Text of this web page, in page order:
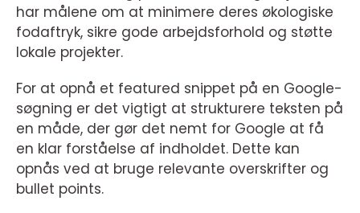
har målene om at minimere deres økologiske
fodaftryk, sikre gode arbejdsforhold og støtte
lokale projekter.
For at opnå et featured snippet på en Google-
søgning er det vigtigt at strukturere teksten på
en måde, der gør det nemt for Google at få
en klar forståelse af indholdet. Dette kan
opnås ved at bruge relevante overskrifter og
bullet points.